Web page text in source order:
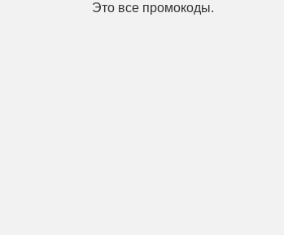
Это все промокоды.